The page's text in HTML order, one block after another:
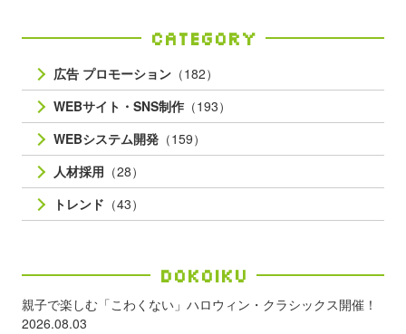
Category
広告 プロモーション （182）
WEBサイト・SNS制作 （193）
WEBシステム開発 （159）
人材採用 （28）
トレンド （43）
Dokoiku
親子で楽しむ「こわくない」ハロウィン・クラシックス開催！
2026.08.03